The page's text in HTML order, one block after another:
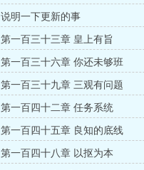
说明一下更新的事
第一百三十三章 皇上有旨
第一百三十六章 你还未够班
第一百三十九章 三观有问题
第一百四十二章 任务系统
第一百四十五章 良知的底线
第一百四十八章 以抠为本